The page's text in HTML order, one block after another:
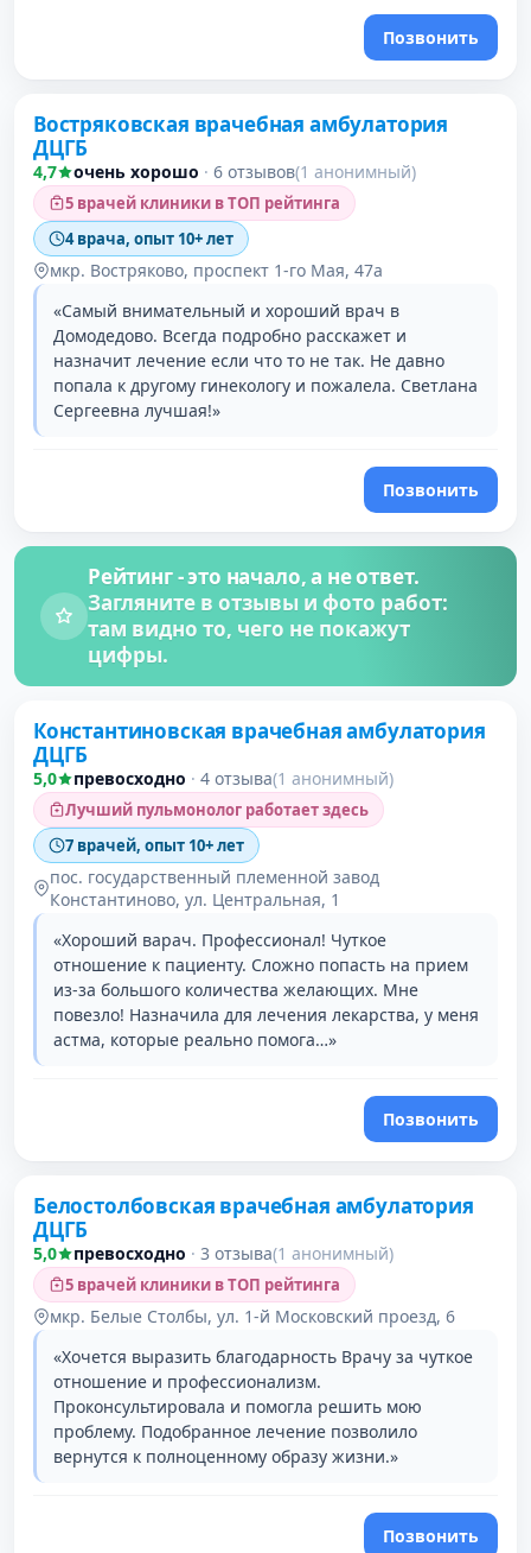
Позвонить
Востряковская врачебная амбулатория
ДЦГБ
4,7 очень хорошо · 6 отзывов(1 анонимный)
5 врачей клиники в ТОП рейтинга
4 врача, опыт 10+ лет
мкр. Востряково, проспект 1-го Мая, 47а
«Самый внимательный и хороший врач в
Домодедово. Всегда подробно расскажет и
назначит лечение если что то не так. Не давно
попала к другому гинекологу и пожалела. Светлана
Сергеевна лучшая!»
Позвонить
Рейтинг - это начало, а не ответ.
Загляните в отзывы и фото работ:
там видно то, чего не покажут
цифры.
Константиновская врачебная амбулатория
ДЦГБ
5,0 превосходно · 4 отзыва(1 анонимный)
Лучший пульмонолог работает здесь
7 врачей, опыт 10+ лет
пос. государственный племенной завод
Константиново, ул. Центральная, 1
«Хороший варач. Профессионал! Чуткое
отношение к пациенту. Сложно попасть на прием
из-за большого количества желающих. Мне
повезло! Назначила для лечения лекарства, у меня
астма, которые реально помога…»
Позвонить
Белостолбовская врачебная амбулатория
ДЦГБ
5,0 превосходно · 3 отзыва(1 анонимный)
5 врачей клиники в ТОП рейтинга
мкр. Белые Столбы, ул. 1-й Московский проезд, 6
«Хочется выразить благодарность Врачу за чуткое
отношение и профессионализм.
Проконсультировала и помогла решить мою
проблему. Подобранное лечение позволило
вернутся к полноценному образу жизни.»
Позвонить